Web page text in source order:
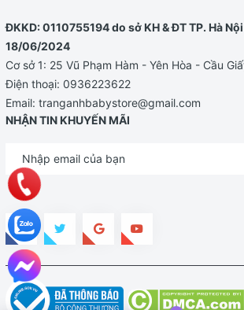
ĐKKD: 0110755194 do sở KH & ĐT TP. Hà
18/06/2024
Cơ sở 1: 25 Vũ Phạm Hàm - Yên Hòa - Cầu
Điện thoại: 0936223622
Email: tranganhbabystore@gmail.com
NHẬN TIN KHUYẾN MÃI